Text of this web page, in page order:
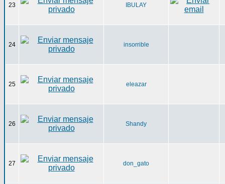
23 IBULAY
24 insorrible
25 eleazar
26 Shandy
27 don_gato